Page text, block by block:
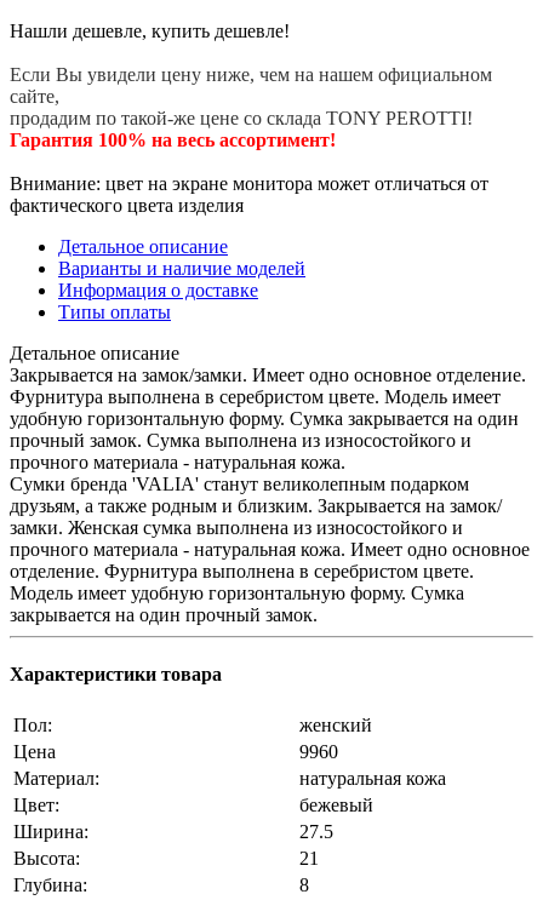
Нашли дешевле, купить дешевле!
Если Вы увидели цену ниже, чем на нашем официальном
сайте,
продадим по такой-же цене со склада TONY PEROTTI!
Гарантия 100% на весь ассортимент!
Внимание: цвет на экране монитора может отличаться от
фактического цвета изделия
Детальное описание
Варианты и наличие моделей
Информация о доставке
Типы оплаты
Детальное описание
Закрывается на замок/замки. Имеет одно основное отделение.
Фурнитура выполнена в серебристом цвете. Модель имеет
удобную горизонтальную форму. Сумка закрывается на один
прочный замок. Сумка выполнена из износостойкого и
прочного материала - натуральная кожа.
Сумки бренда 'VALIA' станут великолепным подарком
друзьям, а также родным и близким. Закрывается на замок/
замки. Женская сумка выполнена из износостойкого и
прочного материала - натуральная кожа. Имеет одно основное
отделение. Фурнитура выполнена в серебристом цвете.
Модель имеет удобную горизонтальную форму. Сумка
закрывается на один прочный замок.
Характеристики товара
Пол:
женский
Цена
9960
Материал:
натуральная кожа
Цвет:
бежевый
Ширина:
27.5
Высота:
21
Глубина:
8